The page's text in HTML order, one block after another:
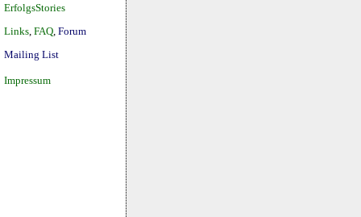
ErfolgsStories
Links FAQ Forum
Mailing List
Impressum